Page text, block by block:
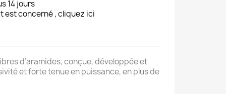
14 jours
est concerné , cliquez ici
d’aramides, conçue, développée et
et forte tenue en puissance, en plus de